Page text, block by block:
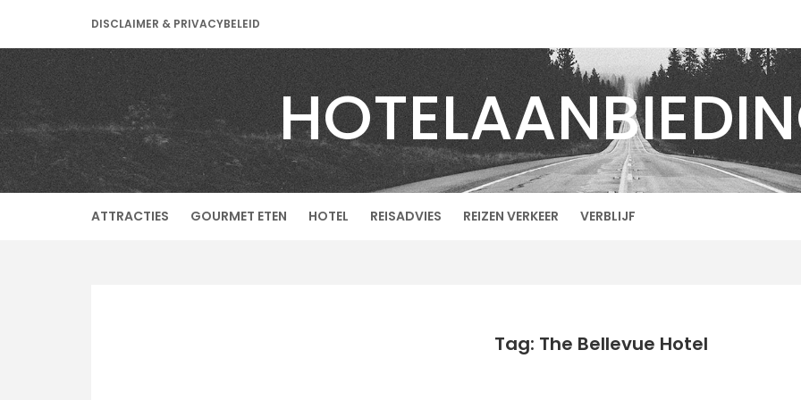
content
DISCLAIMER & PRIVACYBELEID
ATTRACTIES GOURMET ETEN HOTEL REISADVIES REIZEN VERKEER VERBLIJF
Tag: The Bellevue Hotel